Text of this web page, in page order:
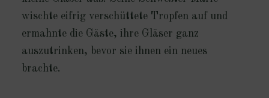
wischte eifrig verschüttete Tropfen auf und
ermahnte die Gäste, ihre Gläser ganz
auszutrinken, bevor sie ihnen ein neues
brachte.